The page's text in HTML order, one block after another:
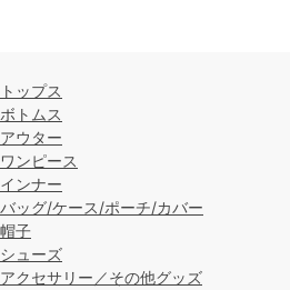
トップス
ボトムス
アウター
ワンピース
インナー
バッグ/ケース/ポーチ/カバー
帽子
シューズ
アクセサリー／その他グッズ